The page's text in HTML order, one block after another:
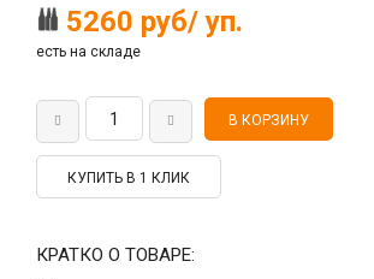
5260 руб/ уп.
есть на складе
КУПИТЬ В 1 КЛИК
КРАТКО О ТОВАРЕ: